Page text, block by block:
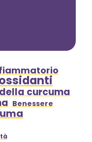
curcuma
Benessere